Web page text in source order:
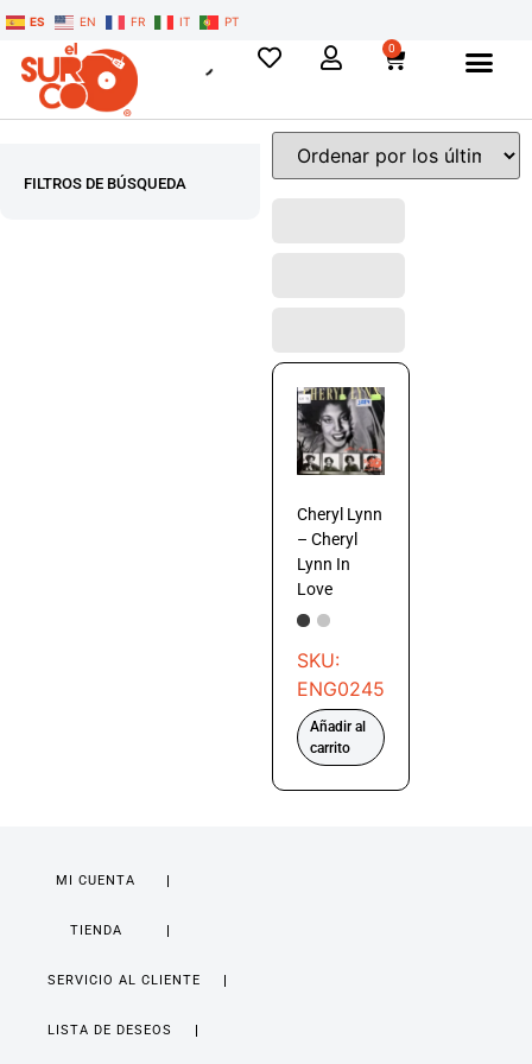
ES EN FR IT PT
0
FILTROS DE BÚSQUEDA
Cheryl Lynn
– Cheryl
Lynn In
Love
SKU:
ENG0245
Añadir al
carrito
MI CUENTA
TIENDA
SERVICIO AL CLIENTE
LISTA DE DESEOS